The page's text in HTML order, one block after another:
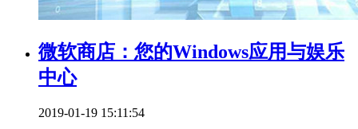
微软商店：您的Windows应用与娱乐
中心
2019-01-19 15:11:54